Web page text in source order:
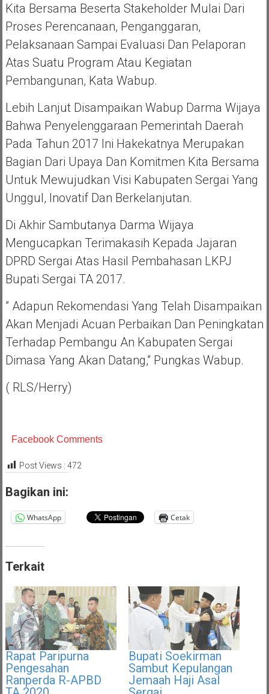
Kita Bersama Beserta Stakeholder Mulai Dari
Proses Perencanaan, Penganggaran,
Pelaksanaan Sampai Evaluasi Dan Pelaporan
Atas Suatu Program Atau Kegiatan
Pembangunan, Kata Wabup.
Lebih Lanjut Disampaikan Wabup Darma Wijaya
Bahwa Penyelenggaraan Pemerintah Daerah
Pada Tahun 2017 Ini Hakekatnya Merupakan
Bagian Dari Upaya Dan Komitmen Kita Bersama
Untuk Mewujudkan Visi Kabupaten Sergai Yang
Unggul, Inovatif Dan Berkelanjutan.
Di Akhir Sambutanya Darma Wijaya
Mengucapkan Terimakasih Kepada Jajaran
DPRD Sergai Atas Hasil Pembahasan LKPJ
Bupati Sergai TA 2017.
” Adapun Rekomendasi Yang Telah Disampaikan
Akan Menjadi Acuan Perbaikan Dan Peningkatan
Terhadap Pembangu An Kabupaten Sergai
Dimasa Yang Akan Datang,” Pungkas Wabup.
( RLS/Herry)
Facebook Comments
Post Views : 472
Bagikan ini:
WhatsApp Cetak
Terkait
Rapat Paripurna
Pengesahan
Ranperda R-APBD
Bupati Soekirman
Sambut Kepulangan
Jemaah Haji Asal